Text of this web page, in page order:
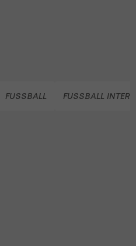
FUSSBALL FUSSBALL